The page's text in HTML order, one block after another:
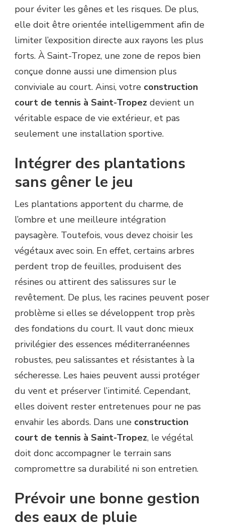
pour éviter les gênes et les risques. De plus,
elle doit être orientée intelligemment afin de
limiter l’exposition directe aux rayons les plus
forts. À Saint-Tropez, une zone de repos bien
conçue donne aussi une dimension plus
conviviale au court. Ainsi, votre construction
court de tennis à Saint-Tropez devient un
véritable espace de vie extérieur, et pas
seulement une installation sportive.
Intégrer des plantations
sans gêner le jeu
Les plantations apportent du charme, de
l’ombre et une meilleure intégration
paysagère. Toutefois, vous devez choisir les
végétaux avec soin. En effet, certains arbres
perdent trop de feuilles, produisent des
résines ou attirent des salissures sur le
revêtement. De plus, les racines peuvent poser
problème si elles se développent trop près
des fondations du court. Il vaut donc mieux
privilégier des essences méditerranéennes
robustes, peu salissantes et résistantes à la
sécheresse. Les haies peuvent aussi protéger
du vent et préserver l’intimité. Cependant,
elles doivent rester entretenues pour ne pas
envahir les abords. Dans une construction
court de tennis à Saint-Tropez, le végétal
doit donc accompagner le terrain sans
compromettre sa durabilité ni son entretien.
Prévoir une bonne gestion
des eaux de pluie